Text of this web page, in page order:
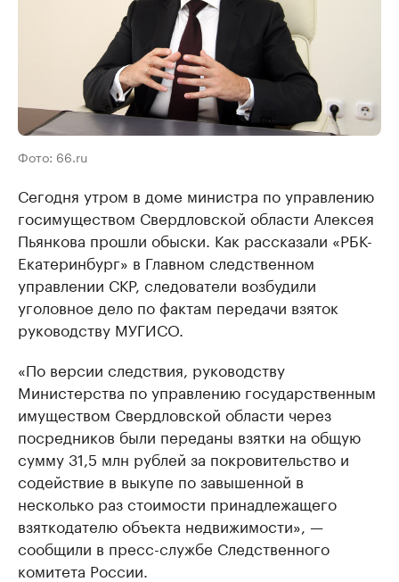
Фото: 66.ru
Сегодня утром в доме министра по управлению
госимуществом Свердловской области Алексея
Пьянкова прошли обыски. Как рассказали «РБК-
Екатеринбург» в Главном следственном
управлении СКР, следователи возбудили
уголовное дело по фактам передачи взяток
руководству МУГИСО.
«По версии следствия, руководству
Министерства по управлению государственным
имуществом Свердловской области через
посредников были переданы взятки на общую
сумму 31,5 млн рублей за покровительство и
содействие в выкупе по завышенной в
несколько раз стоимости принадлежащего
взяткодателю объекта недвижимости», —
сообщили в пресс-службе Следственного
комитета России.